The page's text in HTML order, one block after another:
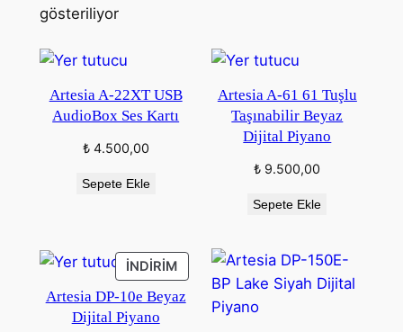
gösteriliyor
Artesia A-22XT USB
AudioBox Ses Kartı
₺4.500,00
Sepete Ekle
Artesia A-61 61 Tuşlu
Taşınabilir Beyaz
Dijital Piyano
₺ 9.500,00
Sepete Ekle
İNDIRIMİNDIRIMDEKI
ÜRÜN
Artesia DP-10e Beyaz
Dijital Piyano